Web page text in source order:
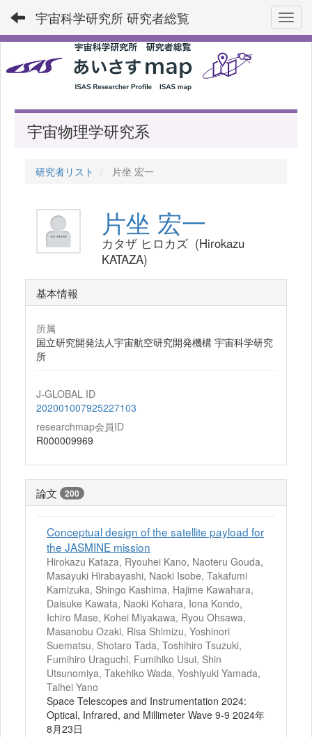
宇宙科学研究所 研究者総覧
宇宙物理学研究系
研究者リスト 片坐 宏一
片坐 宏一
カタザ ヒロカズ (Hirokazu
KATAZA)
基本情報
所属
国立研究開発法人宇宙航空研究開発機構 宇宙科学研究
所
J-GLOBAL ID
202001007925227103
researchmap会員ID
R000009969
論文 200
Conceptual design of the satellite payload for
the JASMINE mission
Hirokazu Kataza, Ryouhei Kano, Naoteru Gouda,
Masayuki Hirabayashi, Naoki Isobe, Takafumi
Kamizuka, Shingo Kashima, Hajime Kawahara,
Daisuke Kawata, Naoki Kohara, Iona Kondo,
Ichiro Mase, Kohei Miyakawa, Ryou Ohsawa,
Masanobu Ozaki, Risa Shimizu, Yoshinori
Suematsu, Shotaro Tada, Toshihiro Tsuzuki,
Fumihiro Uraguchi, Fumihiko Usui, Shin
Utsunomiya, Takehiko Wada, Yoshiyuki Yamada,
Taihei Yano
Space Telescopes and Instrumentation 2024:
Optical, Infrared, and Millimeter Wave 9-9 2024年
8月23日